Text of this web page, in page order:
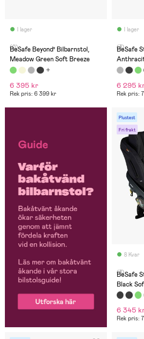
I lager
(0)
BeSafe Beyond² Bilbarnstol,
Meadow Green Soft Breeze
6 395 kr
Rek pris: 6 399 kr
I lager
(3)
BeSafe
6 295
Rek pris:
Plustest
Fri frakt
8 Kvar
(3)
BeSafe
Black
6 345
Rek pris: